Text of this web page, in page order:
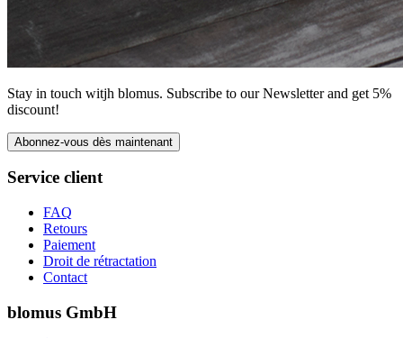
Stay in touch witjh blomus. Subscribe to our Newsletter and get 5%
discount!
Abonnez-vous dès maintenant
Service client
FAQ
Retours
Paiement
Droit de rétractation
Contact
blomus GmbH